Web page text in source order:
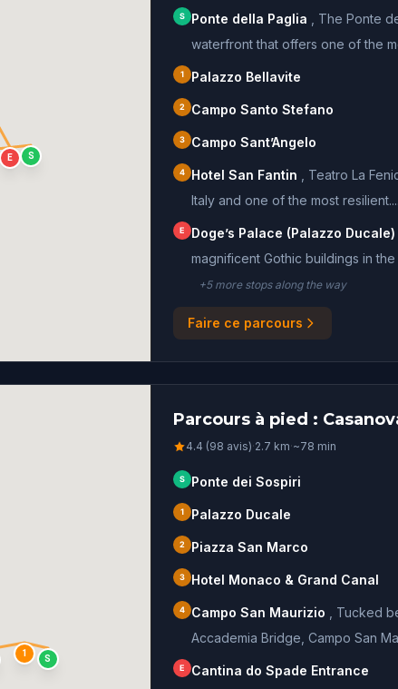
S
E
S Ponte della Paglia
The Ponte
waterfront that offers one of the
1 Palazzo Bellavite
2 Campo Santo Stefano
3 Campo Sant’Angelo
4 Hotel San Fantin
Teatro La
Italy and one of the most resilient....
E Doge’s Palace (Palazzo Ducale)
magnificent Gothic buildings in
+5more stopsalong the way
Faire ce parcours
S
1
Parcours à pied :
4.4 (98 avis)·2.7 km·~78 min
S Ponte dei Sospiri
1 Palazzo Ducale
2 Piazza San Marco
3 Hotel Monaco & Grand Canal
4 Campo San Maurizio
Tucked
Accademia Bridge, Campo San
E Cantina do Spade Entrance